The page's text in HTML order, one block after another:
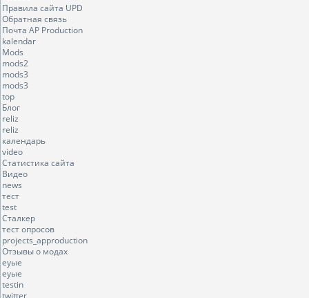
Правила сайта UPD
Обратная связь
Почта AP Production
kalendar
Mods
mods2
mods3
mods3
top
Блог
reliz
reliz
календарь
video
Статистика сайта
Видео
news
тест
test
Сталкер
тест опросов
projects_approduction
Отзывы о модах
еуые
еуые
testin
twitter